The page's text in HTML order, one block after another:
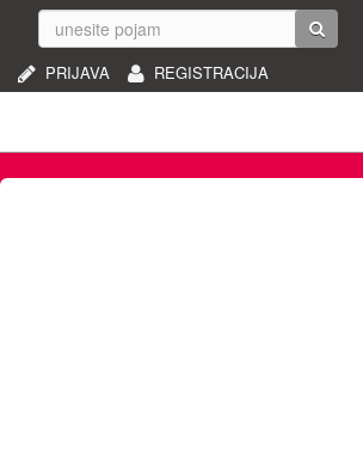
REGISTRACIJA
PRIJAVA